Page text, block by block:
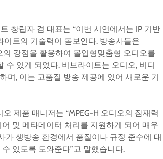
창립자 겸 대표는 “이번 시연에서는 IP 기반
트의 기술력이 돋보인다. 방송사들은
의 강점을 활용하여 몰입형맞춤형 오디오를
있게 되었다. 비브라이트는 오디오, 비디
며, 이는 고품질 방송 제공에 있어 새로운 기
제품 매니저는 “MPEG-H 오디오의 잠재력
및 메타데이터 처리를 지원하게 되어 매우
가 생방송 환경에서 품질이나 규정 준수에 대
있도록 도와준다”고 말했습니다.